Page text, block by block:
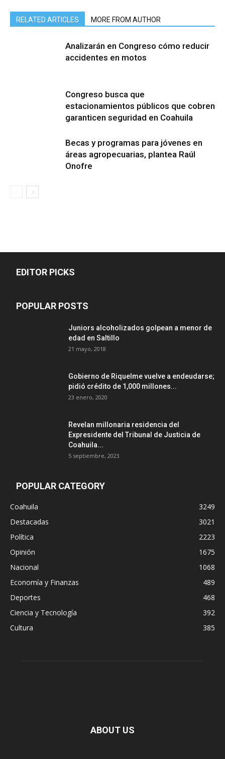
RELATED ARTICLES MORE FROM AUTHOR
Analizarán en Congreso cómo reducir
accidentes en motos
Congreso busca que
estacionamientos públicos que cobren
garanticen seguridad en Coahuila
Becas y programas para jóvenes en
áreas agropecuarias, plantea Raúl
Onofre
EDITOR PICKS
POPULAR POSTS
Juniors alcoholizados golpean a menor de
edad en Saltillo
21 mayo, 2018
Gobierno de Riquelme vuelve a endeudarse;
pidió crédito de 1,000 millones...
23 enero, 2020
Revelan millonaria residencia del
Expresidente del Tribunal de Justicia de
Coahuila...
5 septiembre, 2023
POPULAR CATEGORY
Coahuila
3249
Destacadas
3021
Política
2223
Opinión
1675
Nacional
1068
Economía y Finanzas
489
Deportes
468
Ciencia y Tecnología
392
Cultura
385
ABOUT US